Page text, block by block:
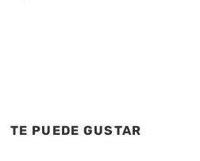
TE PUEDE GUSTAR